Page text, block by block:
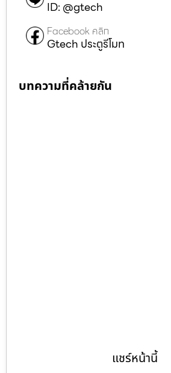
ID: @gtech
Facebook คลิก
Gtech ประตูรีโมท
บทความที่คล้ายกัน
แชร์หน้านี้